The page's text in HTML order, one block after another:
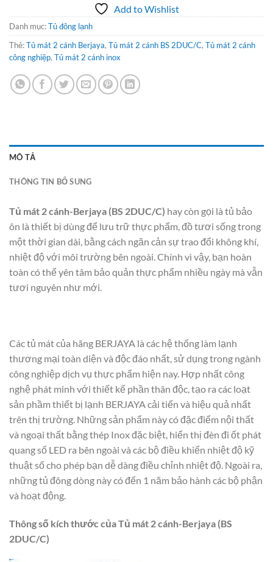
Add to Wishlist
Danh mục:Tủ đông lạnh
Thẻ:Tủ mát 2 cánh Berjaya, Tủ mát 2 cánh BS 2DUC/C, Tủ mát 2 cánh
công nghiệp, Tủ mát 2 cánh inox
MÔ TẢ
THÔNG TIN BỔ SUNG
Tủ mát 2 cánh-Berjaya (BS 2DUC/C) hay còn gọi là tủ bảo
ôn là thiết bị dùng để lưu trữ thực phẩm, đồ tươi sống trong
một thời gian dài, bằng cách ngăn cản sự trao đổi không khí,
nhiệt độ với môi trường bên ngoài. Chính vì vậy, bạn hoàn
toàn có thể yên tâm bảo quản thực phẩm nhiều ngày mà vẫn
tươi nguyên như mới.
Các tủ mát của hãng BERJAYA là các hệ thống làm lạnh
thương mại toàn diện và độc đáo nhất, sử dụng trong ngành
công nghiệp dịch vụ thực phẩm hiện nay. Hợp nhất công
nghệ phát minh với thiết kế phần thân độc, tạo ra các loạt
sản phầm thiết bị lạnh BERJAYA cải tiến và hiệu quả nhất
trên thị trường. Những sản phẩm này có đặc điểm nội thất
và ngoại thất bằng thép Inox đặc biệt, hiển thị đèn đi ốt phát
quang số LED ra bên ngoài và các bộ điều khiển nhiệt độ kỹ
thuật số cho phép bạn dễ dàng điều chỉnh nhiệt độ. Ngoài ra,
những tủ đông dòng này có đến 1 năm bảo hành các bộ phận
và hoạt động.
Thông số kích thước của Tủ mát 2 cánh-Berjaya (BS
2DUC/C)